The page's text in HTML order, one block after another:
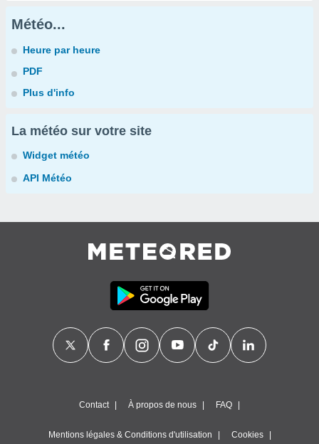
Météo...
Heure par heure
PDF
Plus d'info
La météo sur votre site
Widget météo
API Météo
Contact À propos de nous FAQ
Mentions légales & Conditions d'utilisation Cookies